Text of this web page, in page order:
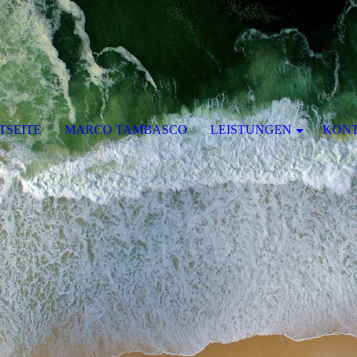
MARCO TAMBASCO LEISTUNGEN